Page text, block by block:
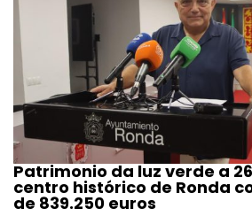
Patrimonio da luz verde a
centro histórico de Ronda
de 839.250 euros